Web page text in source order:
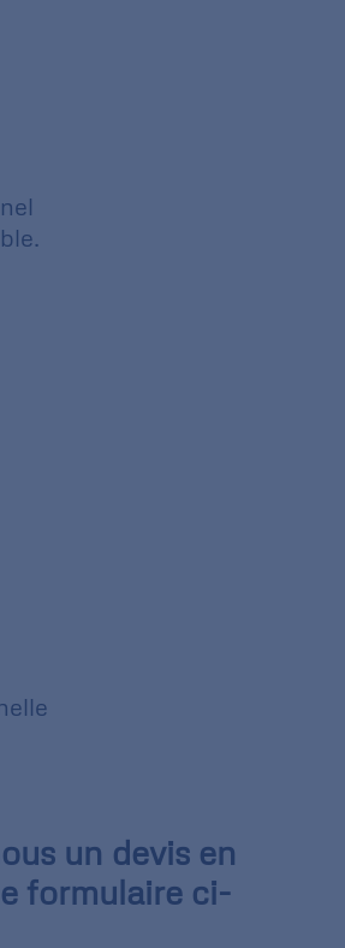
un devis en
formulaire ci-